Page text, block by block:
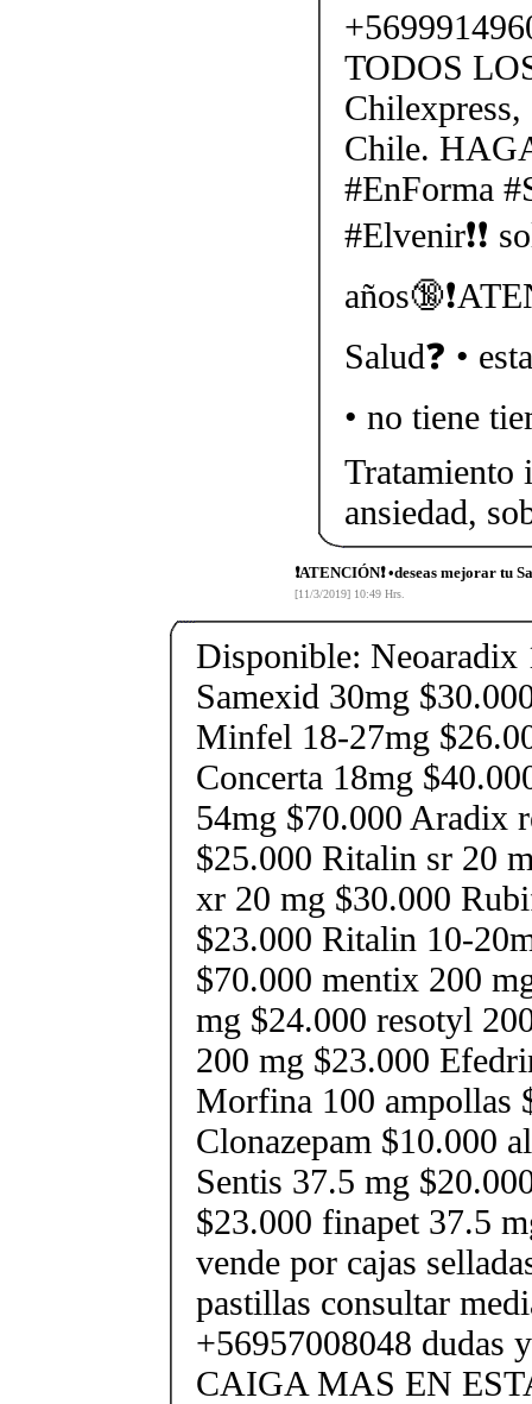
TODOS
Chilexpress,
Chile.
#EnForma
#Elvenir❗❗
Salud❓ •
• no tiene
Tratamiento
ansiedad,
❗ATENCIÓN❗ •deseas mejorar tu
[11/3/2019] 10:49 Hrs.
Disponible: Neoaradix
Samexid 30mg
Minfel 18-27mg
Concerta 18mg
54mg $70.000 Aradix
$25.000 Ritalin sr 20
xr 20 mg $30.000
$23.000 Ritalin 10-
$70.000 mentix 200
mg $24.000 resotyl
200 mg $23.000
Morfina 100 ampollas
Clonazepam $10.000
Sentis 37.5 mg
$23.000 finapet 37.5
vende por cajas
pastillas consultar
+56957008048 dudas
CAIGA MAS EN